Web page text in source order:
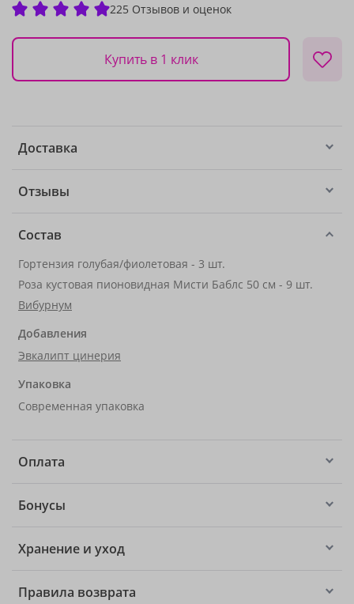
225 Отзывов и оценок
Купить в 1 клик
Доставка
Отзывы
Состав
Гортензия голубая/фиолетовая - 3 шт.
Роза кустовая пионовидная Мисти Баблс 50 см - 9 шт.
Вибурнум
Добавления
Эвкалипт цинерия
Упаковка
Современная упаковка
Оплата
Бонусы
Хранение и уход
Правила возврата